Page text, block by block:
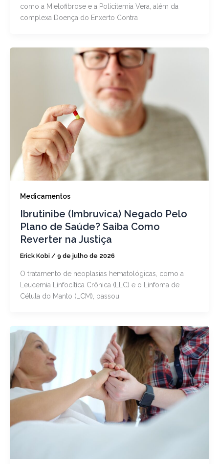
como a Mielofibrose e a Policitemia Vera, além da
complexa Doença do Enxerto Contra
Medicamentos
Ibrutinibe (Imbruvica) Negado Pelo
Plano de Saúde? Saiba Como
Reverter na Justiça
Erick Kobi / 9 de julho de 2026
O tratamento de neoplasias hematológicas, como a
Leucemia Linfocítica Crônica (LLC) e o Linfoma de
Célula do Manto (LCM), passou